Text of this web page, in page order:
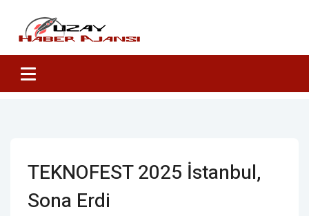
TEKNOFEST 2025 İstanbul,
Sona Erdi